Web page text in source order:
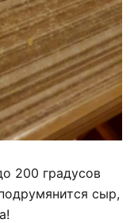
200 градусов
сыр,